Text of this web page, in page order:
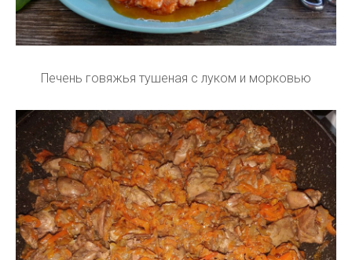
Печень говяжья тушеная с луком и морковью